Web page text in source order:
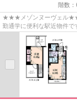
階数
★★★メゾンヌーヴェル
勤通学に便利な駅近物件で
ック、エレベータ―、宅配